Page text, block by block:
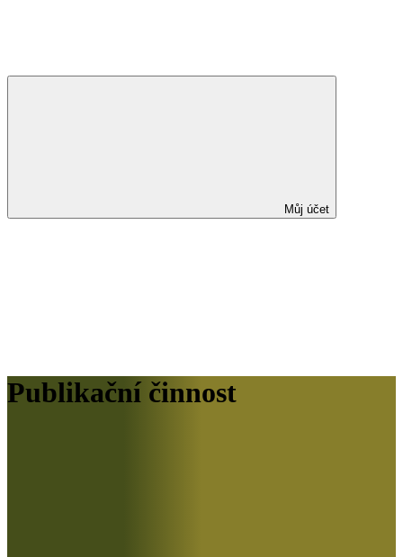
Můj účet
Publikační činnost